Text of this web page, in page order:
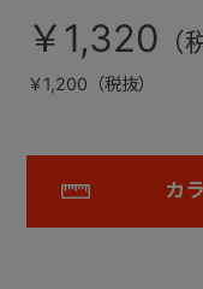
￥1,320
￥1,200（税抜）
カ